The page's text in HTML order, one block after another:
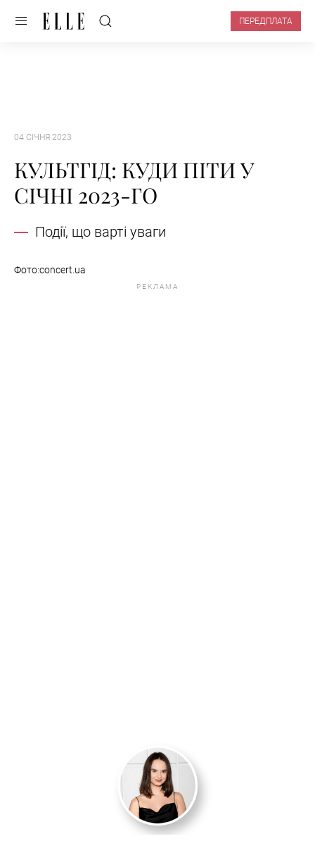
ПЕРЕДПЛАТА
04 СІЧНЯ 2023
КУЛЬТГІД: КУДИ ПІТИ У
СІЧНІ 2023-ГО
Події, що варті уваги
Фото:concert.ua
РЕКЛАМА